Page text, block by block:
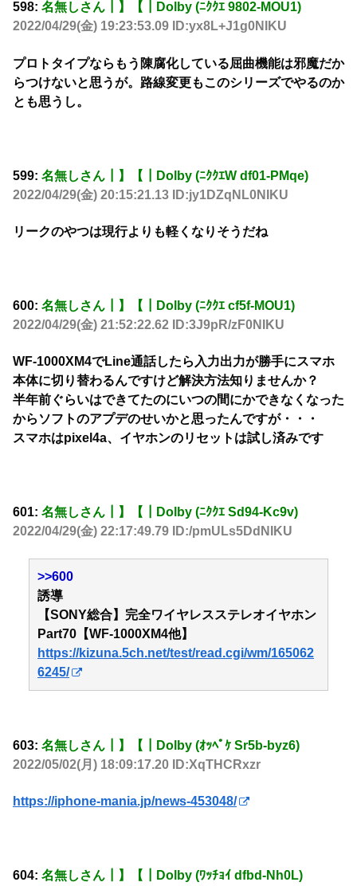
598: 名無しさん┃】【┃Dolby (ﾆｸｸｴ 9802-MOU1)
2022/04/29(金) 19:23:53.09 ID:yx8L+J1g0NIKU
プロトタイプならもう陳腐化している屈曲機能は邪魔だか
らつけないと思うが。路線変更もこのシリーズでやるのか
とも思うし。
599: 名無しさん┃】【┃Dolby (ﾆｸｸｴW df01-PMqe)
2022/04/29(金) 20:15:21.13 ID:jy1DZqNL0NIKU
リークのやつは現行よりも軽くなりそうだね
600: 名無しさん┃】【┃Dolby (ﾆｸｸｴ cf5f-MOU1)
2022/04/29(金) 21:52:22.62 ID:3J9pR/zF0NIKU
WF-1000XM4でLine通話したら入力出力が勝手にスマホ
本体に切り替わるんですけど解決方法知りませんか？
半年前ぐらいはできてたのにいつの間にかできなくなった
からソフトのアプデのせいかと思ったんですが・・・
スマホはpixel4a、イヤホンのリセットは試し済みです
601: 名無しさん┃】【┃Dolby (ﾆｸｸｴ Sd94-Kc9v)
2022/04/29(金) 22:17:49.79 ID:/pmULs5DdNIKU
>>600
誘導
【SONY総合】完全ワイヤレスステレオイヤホン
Part70【WF-1000XM4他】
https://kizuna.5ch.net/test/read.cgi/wm/165062
6245/
603: 名無しさん┃】【┃Dolby (ｵｯﾍﾟｹ Sr5b-byz6)
2022/05/02(月) 18:09:17.20 ID:XqTHCRxzr
https://iphone-mania.jp/news-453048/
604: 名無しさん┃】【┃Dolby (ﾜｯﾁｮｲ dfbd-Nh0L)